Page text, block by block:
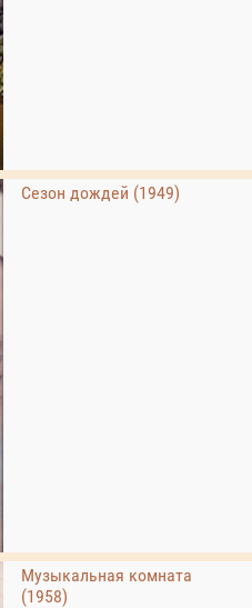
Сезон дождей (1949)
Музыкальная комната
(1958)